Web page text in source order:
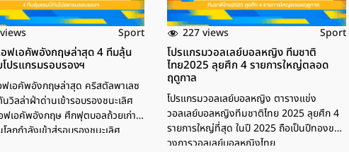
Sport
ฟเอคัพอังกฤษล่าสุด 4 ทีมลุ้น
ปรแกรมรอบรองฯ
ฟเอคัพอังกฤษล่าสุด คริสตัลพาเลซ
วิลล่าฝ่าด่านเข้ารอบรองชนะเลิศ
ฟเอคัพอังกฤษ ศึกฟุตบอลถ้วยเก่า
ลกกำลังเข้าสู่รอบรองชนะเลิศ
227 views Sport
โปรแกรมวอลเลย์บอลหญิง ทีมชาติ
ไทย2025 ลุยศึก 4 รายการใหญ่ตลอด
ฤดูกาล
โปรแกรมวอลเลย์บอลหญิง ตารางแข่ง
วอลเลย์บอลหญิงทีมชาติไทย 2025 ลุยศึก 4
รายการใหญ่ที่สุด ในปี 2025 ถือเป็นปีทองของ
วงการวอลเลย์บอลหญิงไทย